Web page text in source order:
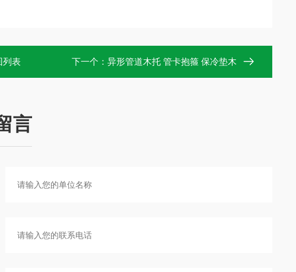
列表 下一个： 异形管道木托 管卡抱箍 保冷垫木
言